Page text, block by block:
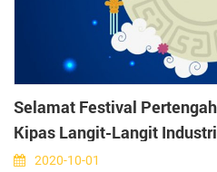
Selamat Festival
Kipas Langit-Langit
2020-10-01